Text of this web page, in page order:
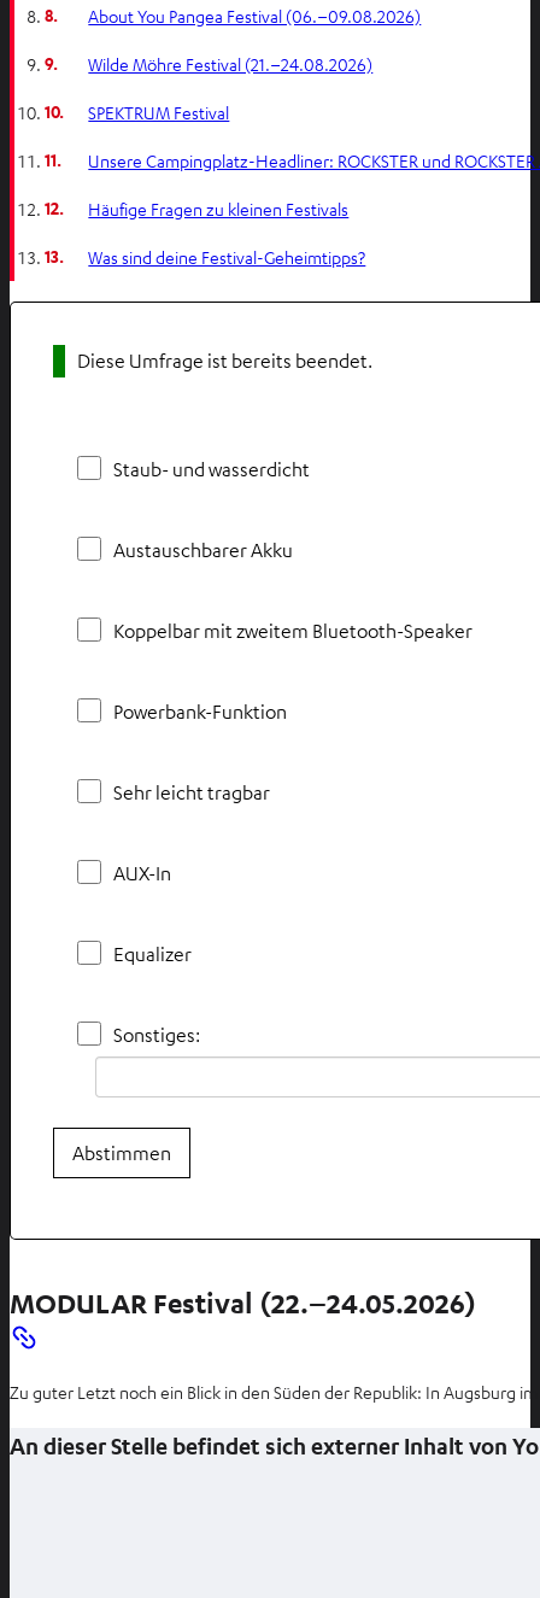
8. About You Pangea Festival (06.–09.08.2026)
9. Wilde Möhre Festival (21.–24.08.2026)
10. SPEKTRUM Festival
11. Unsere Campingplatz-Headliner: ROCKSTER und ROCKSTER
12. Häufige Fragen zu kleinen Festivals
13. Was sind deine Festival-Geheimtipps?
Diese Umfrage ist bereits beendet.
Staub- und wasserdicht
Austauschbarer Akku
Koppelbar mit zweitem Bluetooth-Speaker
Powerbank-Funktion
Sehr leicht tragbar
AUX-In
Equalizer
Sonstiges:
Abstimmen
MODULAR Festival (22.–24.05.2026)
Zu guter Letzt noch ein Blick in den Süden der Republik: In Augsburg
An dieser Stelle befindet sich externer Inhalt von